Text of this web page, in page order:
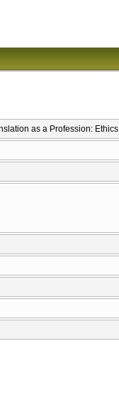
as a Profession: Ethics